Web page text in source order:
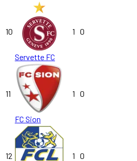
10
Servette FC
1 0
11
FC Sion
1 0
12 1 0